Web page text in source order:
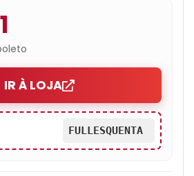
IR À LOJA
FULLESQUENTA